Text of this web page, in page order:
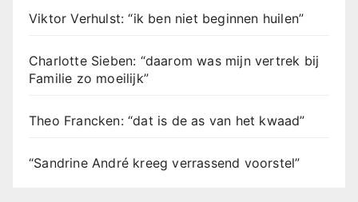
Viktor Verhulst: “ik ben niet beginnen huilen”
Charlotte Sieben: “daarom was mijn vertrek bij
Familie zo moeilijk”
Theo Francken: “dat is de as van het kwaad”
“Sandrine André kreeg verrassend voorstel”